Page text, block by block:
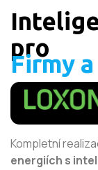
pro
Města a
Kompletní
energiích s